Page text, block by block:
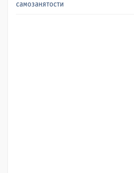
самозанятости